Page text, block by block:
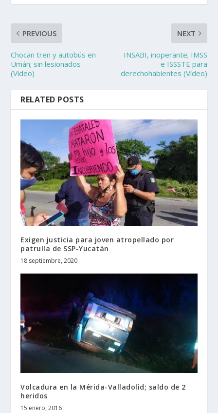
PREVIOUS
Chocan tren y autobús en
Umán; sin lesionados
(Video)
NEXT
INSABI, inoperante; IMSS
e ISSSTE para
derechohabientes (Vídeo)
RELATED POSTS
Exigen justicia para joven atropellado por
patrulla de SSP-Yucatán
18 septiembre, 2020
Volcadura en la Mérida-Valladolid; saldo de 2
heridos
15 enero, 2016